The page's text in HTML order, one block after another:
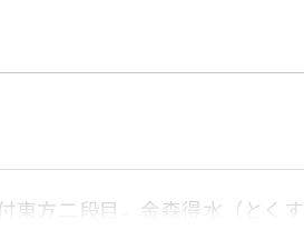
東方二段目。金森得水（と